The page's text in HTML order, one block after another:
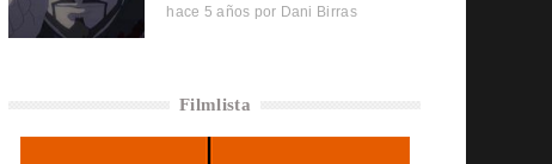
hace 5 años por Dani Birras
Filmlista